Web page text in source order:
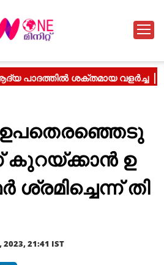
ഉ​പ​തെ​ര​ഞ്ഞെ​ടു​
കു​റ​യ്ക്കാ​ൻ ഉ​
തി​
2023, 21:41 IST